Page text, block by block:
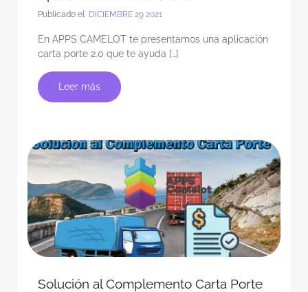
Publicado el DICIEMBRE 29 2021
En APPS CAMELOT te presentamos una aplicación
carta porte 2.0 que te ayuda […]
Leer más
Solución al Complemento Carta Porte